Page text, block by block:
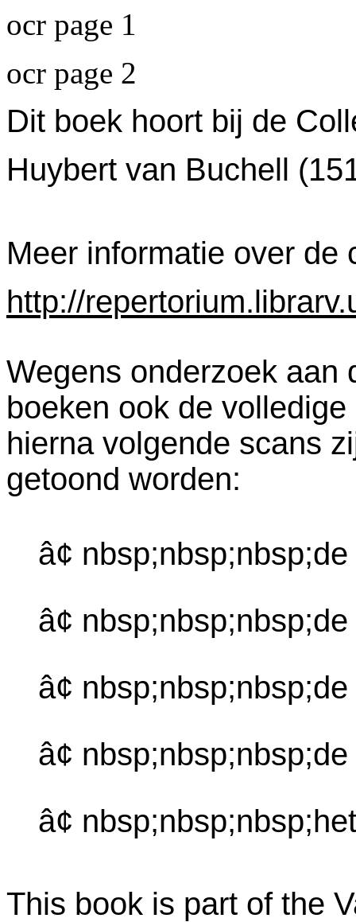
ocr page 1
ocr page 2
Dit boek hoort bij de
Huybert van Buchell
Meer informatie over de
http://
Wegens onderzoek aan
boeken ook de
hierna volgende scans
getoond worden:
â¢
â¢
â¢
â¢
â¢
This book is part of the